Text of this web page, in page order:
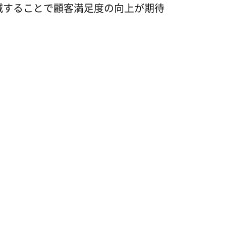
ることで顧客満足度の向上が期待